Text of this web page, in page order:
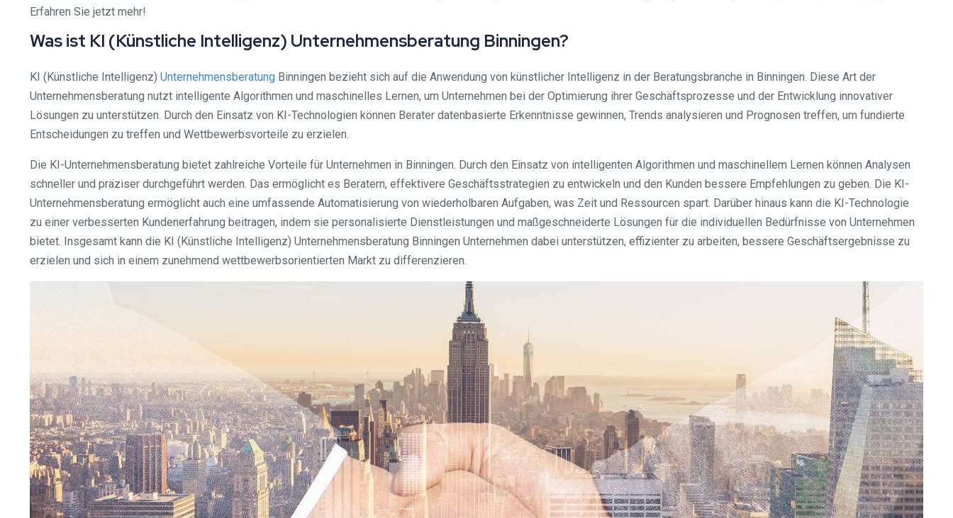
Erfahren Sie jetzt mehr!
Was ist KI (Künstliche Intelligenz) Unternehmensberatung Binningen?
KI (Künstliche Intelligenz) Unternehmensberatung Binningen bezieht sich auf die Anwendung von künstlicher Intelligenz in der Beratungsbranche in Binningen. Diese Art der
Unternehmensberatung nutzt intelligente Algorithmen und maschinelles Lernen, um Unternehmen bei der Optimierung ihrer Geschäftsprozesse und der Entwicklung innovativer
Lösungen zu unterstützen. Durch den Einsatz von KI-Technologien können Berater datenbasierte Erkenntnisse gewinnen, Trends analysieren und Prognosen treffen, um fundierte
Entscheidungen zu treffen und Wettbewerbsvorteile zu erzielen.
Die KI-Unternehmensberatung bietet zahlreiche Vorteile für Unternehmen in Binningen. Durch den Einsatz von intelligenten Algorithmen und maschinellem Lernen können Analysen
schneller und präziser durchgeführt werden. Das ermöglicht es Beratern, effektivere Geschäftsstrategien zu entwickeln und den Kunden bessere Empfehlungen zu geben. Die KI-
Unternehmensberatung ermöglicht auch eine umfassende Automatisierung von wiederholbaren Aufgaben, was Zeit und Ressourcen spart. Darüber hinaus kann die KI-Technologie
zu einer verbesserten Kundenerfahrung beitragen, indem sie personalisierte Dienstleistungen und maßgeschneiderte Lösungen für die individuellen Bedürfnisse von Unternehmen
bietet. Insgesamt kann die KI (Künstliche Intelligenz) Unternehmensberatung Binningen Unternehmen dabei unterstützen, effizienter zu arbeiten, bessere Geschäftsergebnisse zu
erzielen und sich in einem zunehmend wettbewerbsorientierten Markt zu differenzieren.